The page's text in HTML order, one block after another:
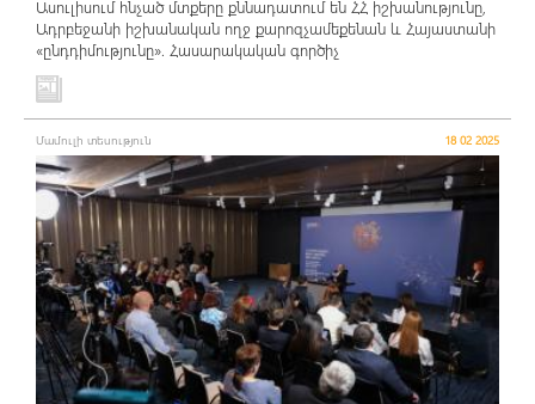
Ասուլիսում հնչած մտքերը քննադատում են ՀՀ իշխանությունը,
Ադրբեջանի իշխանական ողջ քարոզչամեքենան և Հայաստանի
«ընդդիմությունը». Հասարակական գործիչ
Մամուլի տեսություն 18 02 2025